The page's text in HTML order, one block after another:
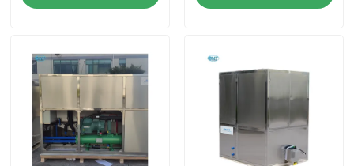
Over ons
Fabriekstocht